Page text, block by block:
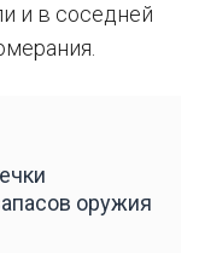
и в соседней
оружия